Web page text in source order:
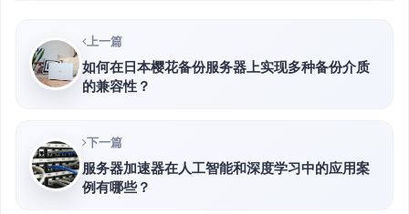
上一篇
如何在日本樱花备份服务器上实现多种备份介质
的兼容性？
下一篇
服务器加速器在人工智能和深度学习中的应用案
例有哪些？